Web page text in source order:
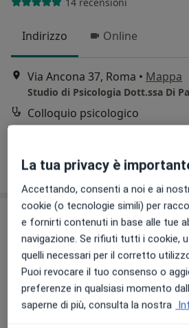
Indirizzo Online
Via Ancona 37, Roma • Mappa
Studio di Psicologia Dott.ssa Di
Colloquio psicologico
Chiedi di attivare le
La tua privacy è
Accettando, consenti a noi e ai
cookie (o tecnologie simili) per
e fornirti contenuti in base alle tue
navigazione. Se rifiuti tutti i cookie,
quelli necessari per il corretto
Puoi revocare il tuo consenso o
preferenze in qualsiasi momento
saperne di più, consulta la nostra